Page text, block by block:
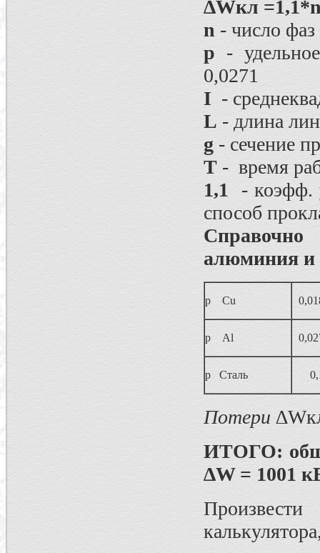
∆Wкл =1,1*
n - число
p -
0,0271
I -
L - длина
g - сечение
T - время
1,1 - коэфф.
способ
алюминия и
р Cu
р Al
р Сталь
Потери
ИТОГО:
∆W = 1001